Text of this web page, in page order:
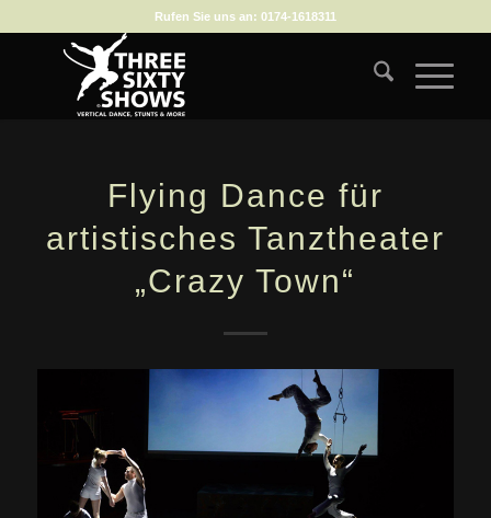
Rufen Sie uns an: 0174-1618311
Flying Dance für
artistisches Tanztheater
„Crazy Town“